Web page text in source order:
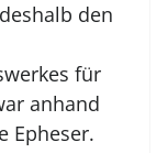
den
für
anhand
Epheser.